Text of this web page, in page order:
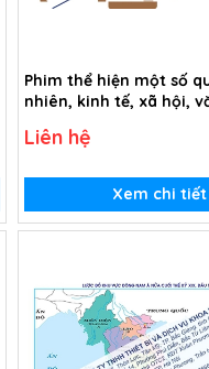
Phim thể hiện một số
nhiên, kinh tế, xã hội,
sông Cửu Long (USB
Liên hệ
Xem chi tiết